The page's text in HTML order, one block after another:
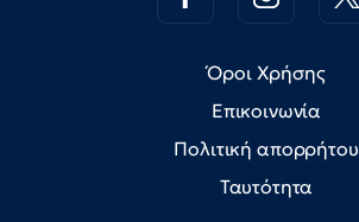
Όροι Χρήσης
Επικοινωνία
Πολιτική απορρήτου
Ταυτότητα